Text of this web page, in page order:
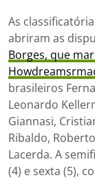
As
abriram as
Borges, que
brasileiros
Leonardo
Giannasi,
Ribaldo,
Lacerda. A
(4) e sexta (5),